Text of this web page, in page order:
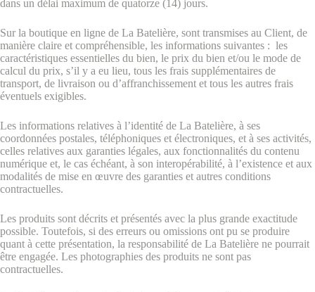
dans un délai maximum de quatorze (14) jours.
Sur la boutique en ligne de La Batelière, sont transmises au Client, de
manière claire et compréhensible, les informations suivantes : les
caractéristiques essentielles du bien, le prix du bien et/ou le mode de
calcul du prix, s’il y a eu lieu, tous les frais supplémentaires de
transport, de livraison ou d’affranchissement et tous les autres frais
éventuels exigibles.
Les informations relatives à l’identité de La Batelière, à ses
coordonnées postales, téléphoniques et électroniques, et à ses activités,
celles relatives aux garanties légales, aux fonctionnalités du contenu
numérique et, le cas échéant, à son interopérabilité, à l’existence et aux
modalités de mise en œuvre des garanties et autres conditions
contractuelles.
Les produits sont décrits et présentés avec la plus grande exactitude
possible. Toutefois, si des erreurs ou omissions ont pu se produire
quant à cette présentation, la responsabilité de La Batelière ne pourrait
être engagée. Les photographies des produits ne sont pas
contractuelles.